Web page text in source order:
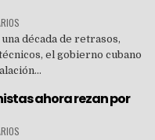
década de retrasos,
el gobierno cubano
ahora rezan por